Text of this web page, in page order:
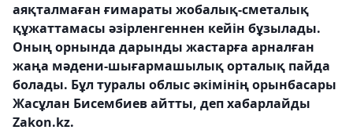
аяқталмаған ғимараты жобалық-сметалық
құжаттамасы әзірленгеннен кейін бұзылады.
Оның орнында дарынды жастарға арналған
жаңа мәдени-шығармашылық орталық пайда
болады. Бұл туралы облыс әкімінің орынбасары
Жасұлан Бисембиев айтты, деп хабарлайды
Zakon.kz.